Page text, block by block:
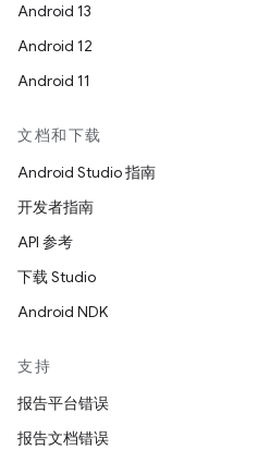
Android 13
Android 12
Android 11
文档和下载
Android Studio 指南
开发者指南
API 参考
下载 Studio
Android NDK
支持
报告平台错误
报告文档错误